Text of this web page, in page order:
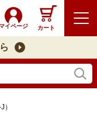
イページ カート